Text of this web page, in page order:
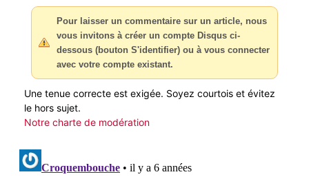
Pour laisser un commentaire sur un article, nous
vous invitons à créer un compte Disqus ci-
dessous (bouton S'identifier) ou à vous connecter
avec votre compte existant.
Une tenue correcte est exigée. Soyez courtois et évitez
le hors sujet.
Notre charte de modération